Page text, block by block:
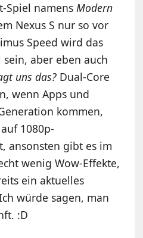
Spiel namensModern
Nexus S nur so vor
Speed wird das
aber eben auch
uns das? Dual-Core
wenn Apps und
kommen,
1080p-
ansonsten gibt es im
wenig Wow-Effekte,
ein aktuelles
würde sagen, man
:D